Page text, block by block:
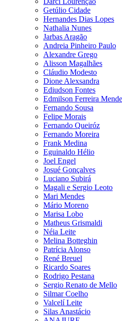
Getúlio Cidade
Hernandes Dias Lopes
Nathalia Nunes
Jarbas Aragão
Andreia Pinheiro Paulo
Alexandre Grego
Alisson Magalhães
Cláudio Modesto
Dione Alexsandra
Ediudson Fontes
Edmilson Ferreira
Fernando Sousa
Felipe Morais
Fernando Queiróz
Fernando Moreira
Frank Medina
Eguinaldo Hélio
Joel Engel
Josué Gonçalves
Luciano Subirá
Magali e Sergio Leoto
Mari Mendes
Mário Moreno
Marisa Lobo
Matheus Grismaldi
Néia Leite
Melina Botteghin
Patrícia Alonso
René Breuel
Ricardo Soares
Rodrigo Pestana
Sergio Renato de Mello
Silmar Coelho
Valcelí Leite
Silas Anastácio